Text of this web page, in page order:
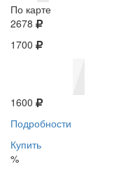
По карте
2678
1700
1600
Подробности
Купить
%